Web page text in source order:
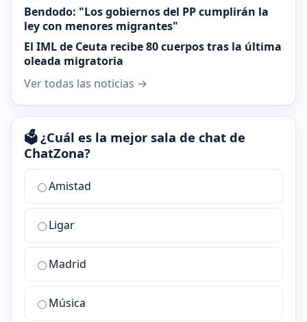
Bendodo: "Los gobiernos del PP cumplirán la
ley con menores migrantes"
El IML de Ceuta recibe 80 cuerpos tras la última
oleada migratoria
Ver todas las noticias →
🗳️ ¿Cuál es la mejor sala de chat de
ChatZona?
¿Cuál
la
mejor
sala
chat
ChatZona?
Amistad
Ligar
Madrid
Música